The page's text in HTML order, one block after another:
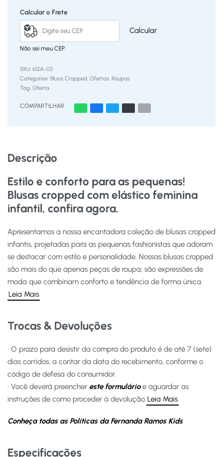
Calcular o Frete
Calcular
Não sei meu CEP
612A-03
Categorias: Blusa Cropped Ofertas Roupas
Tag: Oferta
COMPARTILHAR
Descrição
Estilo e conforto para as pequenas!
Blusas cropped com elástico feminina
infantil, confira agora.
Apresentamos a nossa encantadora coleção de blusas cropped
infantis, projetadas para as pequenas fashionistas que adoram
se destacar com estilo e personalidade. Nossas blusas cropped
são mais do que apenas peças de roupa; são expressões de
moda que combinam conforto e tendência de forma única.
Leia Mais
Trocas & Devoluções
• O prazo para desistir da compra do produto é de até 7 (sete)
dias corridos, a contar da data do recebimento, conforme o
código de defesa do consumidor.
• Você deverá preencher este formulárioe aguardar as
instruções de como proceder à devolução.Leia Mais
Conheça todas as Políticas da Fernanda Ramos Kids
Especificações